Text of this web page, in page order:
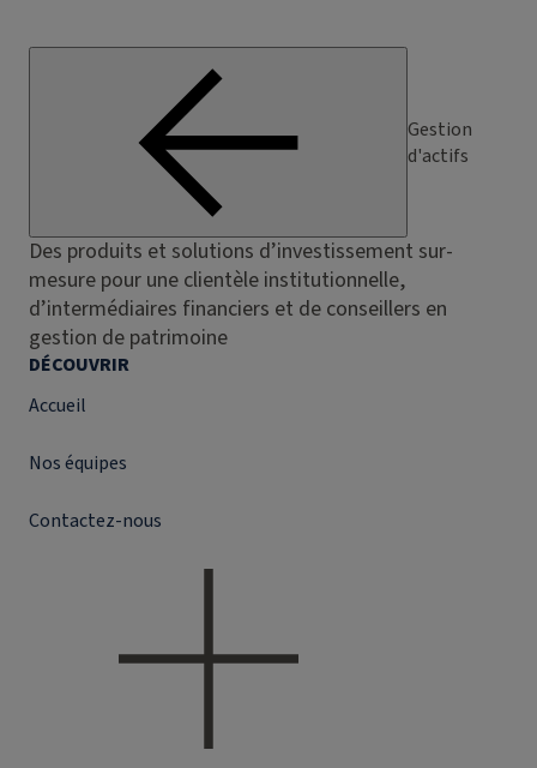
Gestion
d'actifs
Des produits et solutions d’investissement sur-
mesure pour une clientèle institutionnelle,
d’intermédiaires financiers et de conseillers en
gestion de patrimoine
DÉCOUVRIR
Accueil
Nos équipes
Contactez-nous